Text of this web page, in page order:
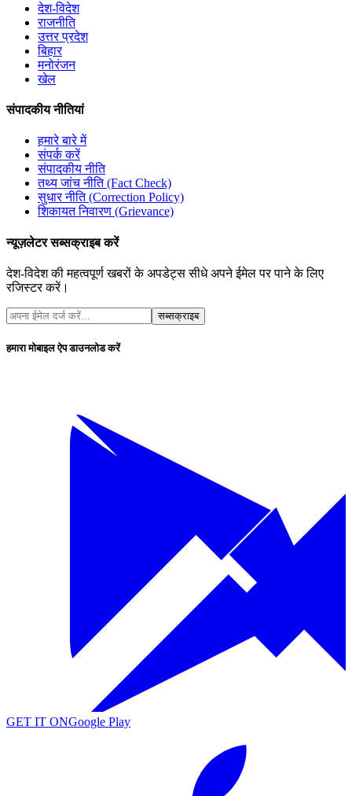
देश-विदेश
राजनीति
उत्तर प्रदेश
बिहार
मनोरंजन
खेल
संपादकीय नीतियां
हमारे बारे में
संपर्क करें
संपादकीय नीति
तथ्य जांच नीति (Fact Check)
सुधार नीति (Correction Policy)
शिकायत निवारण (Grievance)
न्यूज़लेटर सब्सक्राइब करें
देश-विदेश की महत्वपूर्ण खबरों के अपडेट्स सीधे अपने ईमेल पर पाने के लिए
रजिस्टर करें।
सब्सक्राइब
हमारा मोबाइल ऐप डाउनलोड करें
GET IT ONGoogle Play